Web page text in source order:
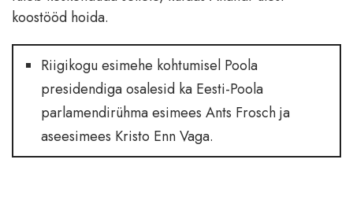
koostööd hoida.
Riigikogu esimehe kohtumisel Poola
presidendiga osalesid ka Eesti-Poola
parlamendirühma esimees Ants Frosch ja
aseesimees Kristo Enn Vaga.